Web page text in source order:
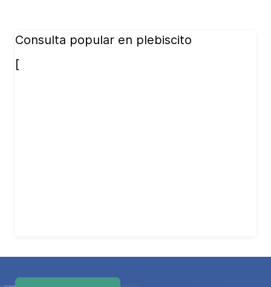
Consulta popular en plebiscito
[